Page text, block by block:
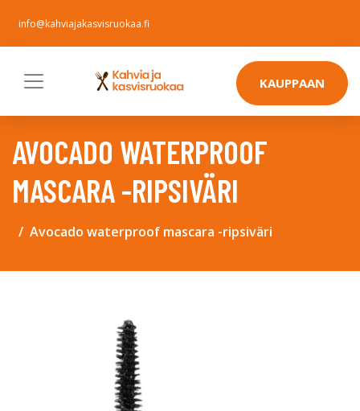
info@kahviajakasvisruokaa.fi
KAUPPAAN
AVOCADO WATERPROOF
MASCARA -RIPSIVÄRI
Avocado waterproof mascara -ripsiväri